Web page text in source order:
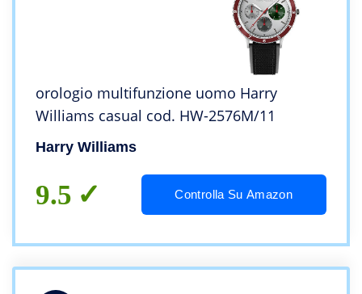
orologio multifunzione uomo Harry
Williams casual cod. HW-2576M/11
Harry Williams
9.5 Controlla Su Amazon